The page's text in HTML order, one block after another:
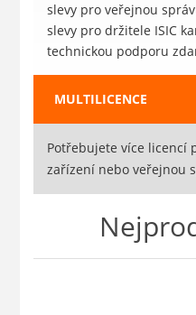
slevy pro veřejnou
slevy pro držitele ISIC
technickou podporu
MULTILICENCE
Potřebujete více licencí
zařízení nebo veřejnou